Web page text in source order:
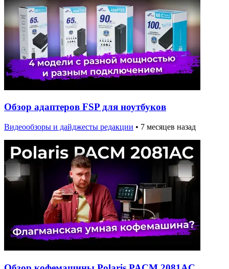
Обзор адаптеров FSP для ноутбуков
Видеообзоры и дайджесты редакции • 7 месяцев назад